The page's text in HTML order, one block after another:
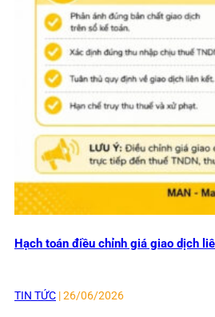
Hạch toán điều chỉnh giá giao dịch
TIN TỨC | 26/06/2026